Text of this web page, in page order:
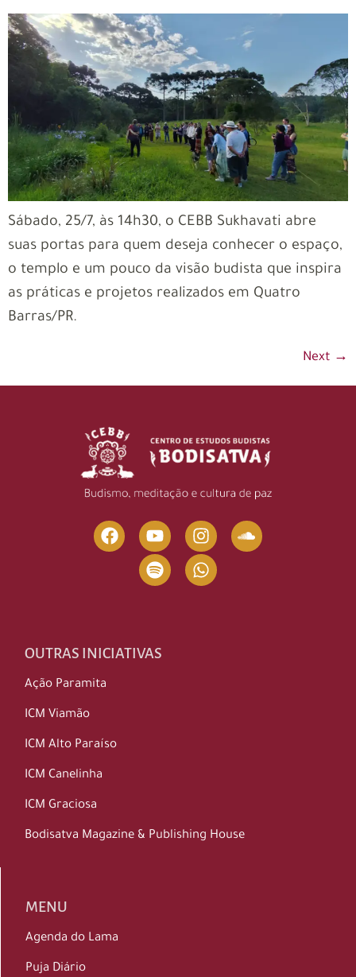
Sábado, 25/7, às 14h30, o CEBB Sukhavati abre
suas portas para quem deseja conhecer o espaço,
o templo e um pouco da visão budista que inspira
as práticas e projetos realizados em Quatro
Barras/PR.
Next →
OUTRAS INICIATIVAS
Ação Paramita
ICM Viamão
ICM Alto Paraíso
ICM Canelinha
ICM Graciosa
Bodisatva Magazine & Publishing House
MENU
Agenda do Lama
Puja Diário